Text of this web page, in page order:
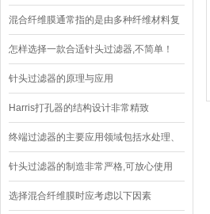
混合纤维膜通常指的是由多种纤维材料复
合而成的过滤膜
怎样选择一款合适针头过滤器,不简单！
针头过滤器的原理与应用
Harris打孔器的结构设计非常精致
终端过滤器的主要应用领域包括水处理、
空气净化和化学工业
针头过滤器的制造非常严格,可放心使用
选择混合纤维膜时应考虑以下因素